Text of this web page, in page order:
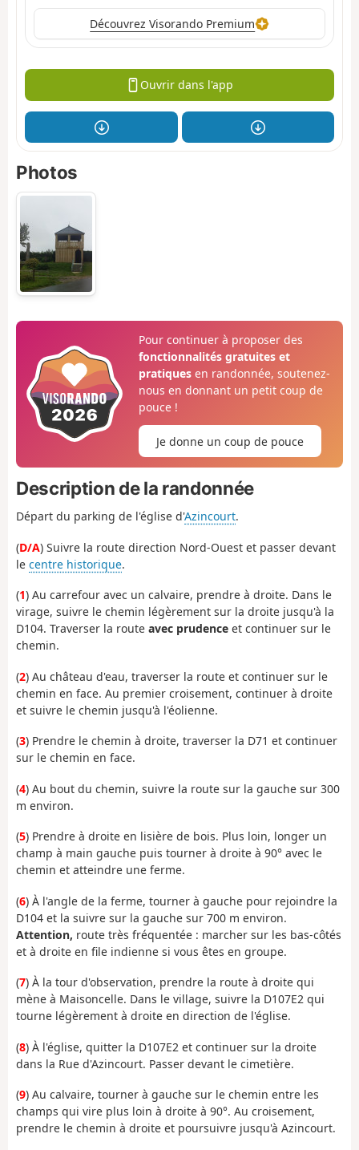
Découvrez Visorando Premium
Ouvrir dans l'app
Photos
Pour continuer à proposer des
fonctionnalités gratuites et
pratiquesen randonnée, soutenez-
nous en donnant un petit coup de
pouce !
Je donne un coup de pouce
Description de la randonnée
Départ du parking de l'église d'Azincourt.
(D/A) Suivre la route direction Nord-Ouest et passer devant
le centre historique.
(1) Au carrefour avec un calvaire, prendre à droite. Dans le
virage, suivre le chemin légèrement sur la droite jusqu'à la
D104. Traverser la route avec prudence et continuer sur le
chemin.
(2) Au château d'eau, traverser la route et continuer sur le
chemin en face. Au premier croisement, continuer à droite
et suivre le chemin jusqu'à l'éolienne.
(3) Prendre le chemin à droite, traverser la D71 et continuer
sur le chemin en face.
(4) Au bout du chemin, suivre la route sur la gauche sur 300
m environ.
(5) Prendre à droite en lisière de bois. Plus loin, longer un
champ à main gauche puis tourner à droite à 90° avec le
chemin et atteindre une ferme.
(6) À l'angle de la ferme, tourner à gauche pour rejoindre la
D104 et la suivre sur la gauche sur 700 m environ.
Attention, route très fréquentée : marcher sur les bas-côtés
et à droite en file indienne si vous êtes en groupe.
(7) À la tour d'observation, prendre la route à droite qui
mène à Maisoncelle. Dans le village, suivre la D107E2 qui
tourne légèrement à droite en direction de l'église.
(8) À l'église, quitter la D107E2 et continuer sur la droite
dans la Rue d'Azincourt. Passer devant le cimetière.
(9) Au calvaire, tourner à gauche sur le chemin entre les
champs qui vire plus loin à droite à 90°. Au croisement,
prendre le chemin à droite et poursuivre jusqu'à Azincourt.